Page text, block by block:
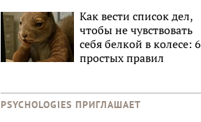
Как вести список дел,
чтобы не чувствовать
себя белкой в колесе: 6
простых правил
PSYCHOLOGIES ПРИГЛАШАЕТ